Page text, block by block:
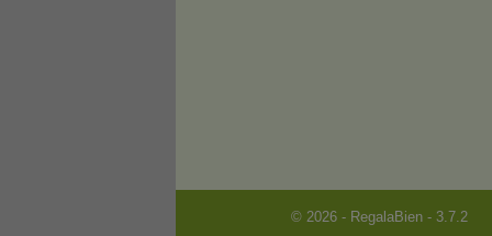
© 2026 - RegalaBien - 3.7.2